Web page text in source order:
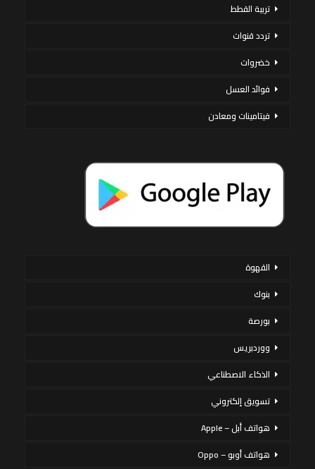
تربية القطط
تردد قنوات
خضروات
فوائد العسل
فيتامينات ومعادن
القهوة
بنوك
بورصة
ووردبريس
الذكاء الاصطناعي
تسويق إلكتروني
هواتف أبل – Apple
هواتف أوبو – Oppo